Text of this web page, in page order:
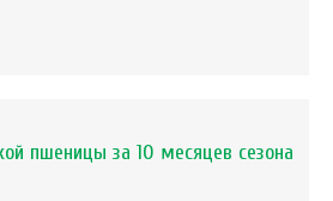
пшеницы за 10 месяцев сезона